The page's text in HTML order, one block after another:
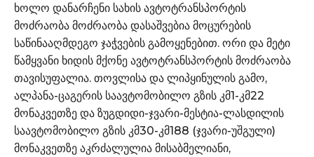
ხოლო დანარჩენი სახის ავტოტრანსპორტის
მოძრაობა მოძრაობა დასაშვებია მოცურების
საწინააღმდეგო ჯაჭვების გამოყენებით. ორი და მეტი
წამყვანი ხიდის მქონე ავტოტრანსპორტის მოძრაობა
თავისუფალია. თოვლისა და ლიპყინულის გამო,
ალპანა-ცაგერის საავტომობილო გზის კმ1-კმ22
მონაკვეთზე და ზუგდიდი-ჯვარი-მესტია-ლასდილის
საავტომობილო გზის კმ30-კმ188 (ჯვარი-უშგული)
მონაკვეთზე აკრძალულია მისაბმელიანი,